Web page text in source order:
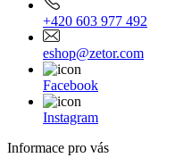
+420 603 977 492
eshop@zetor.com
Facebook
Instagram
Informace pro vás